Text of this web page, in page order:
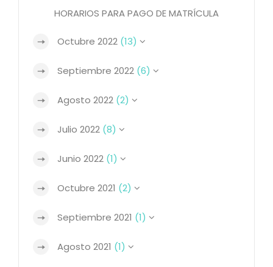
HORARIOS PARA PAGO DE MATRÍCULA
Octubre 2022 (13)
Septiembre 2022 (6)
Agosto 2022 (2)
Julio 2022 (8)
Junio 2022 (1)
Octubre 2021 (2)
Septiembre 2021 (1)
Agosto 2021 (1)